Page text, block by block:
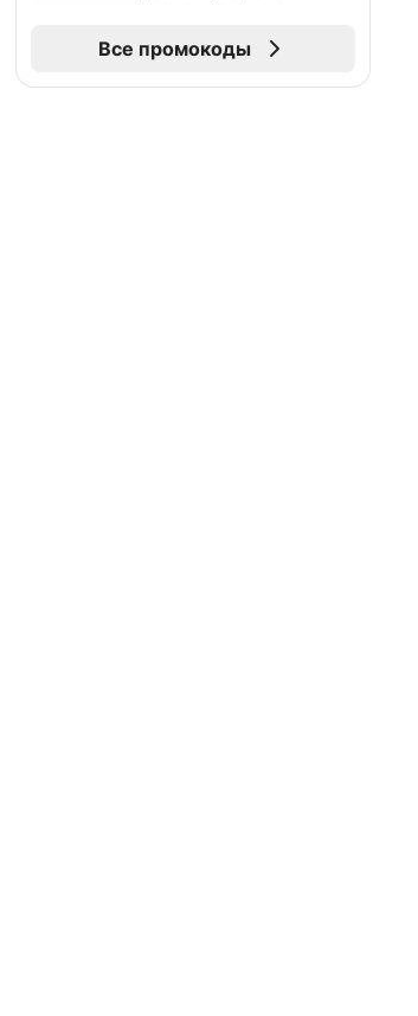
Все промокоды